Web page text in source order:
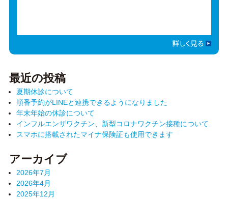
最近の投稿
夏期休診について
順番予約がLINEと連携できるようになりました
年末年始の休診について
インフルエンザワクチン、新型コロナワクチン接種について
スマホに搭載されたマイナ保険証も使用できます
アーカイブ
2026年7月
2026年4月
2025年12月